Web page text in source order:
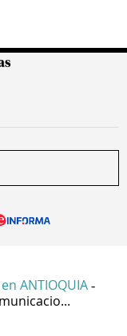
ANTIOQUIA -